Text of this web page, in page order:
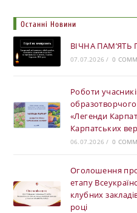
Останні Новини
ВІЧНА ПАМ’ЯТЬ
07.07.2026 / 0
Роботи
«Легенди
Карпатських
06.07.2026 / 0
Оголошення
етапу
клубних
році